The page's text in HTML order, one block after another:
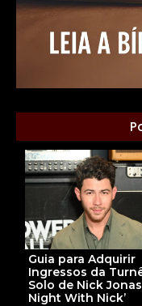
Guia para Adquirir
Ingressos da
Solo de Nick Jonas:
Night With Nick’